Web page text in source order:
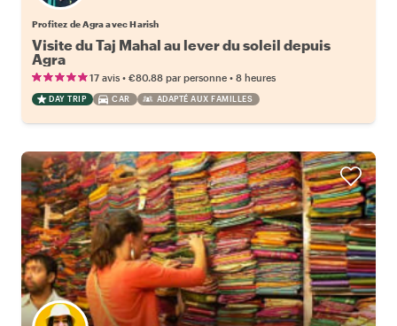
Profitez de Agra avec Harish
Visite du Taj Mahal au lever du soleil depuis
Agra
17 avis • €80.88 par personne • 8 heures
DAY TRIP CAR ADAPTÉ AUX FAMILLES